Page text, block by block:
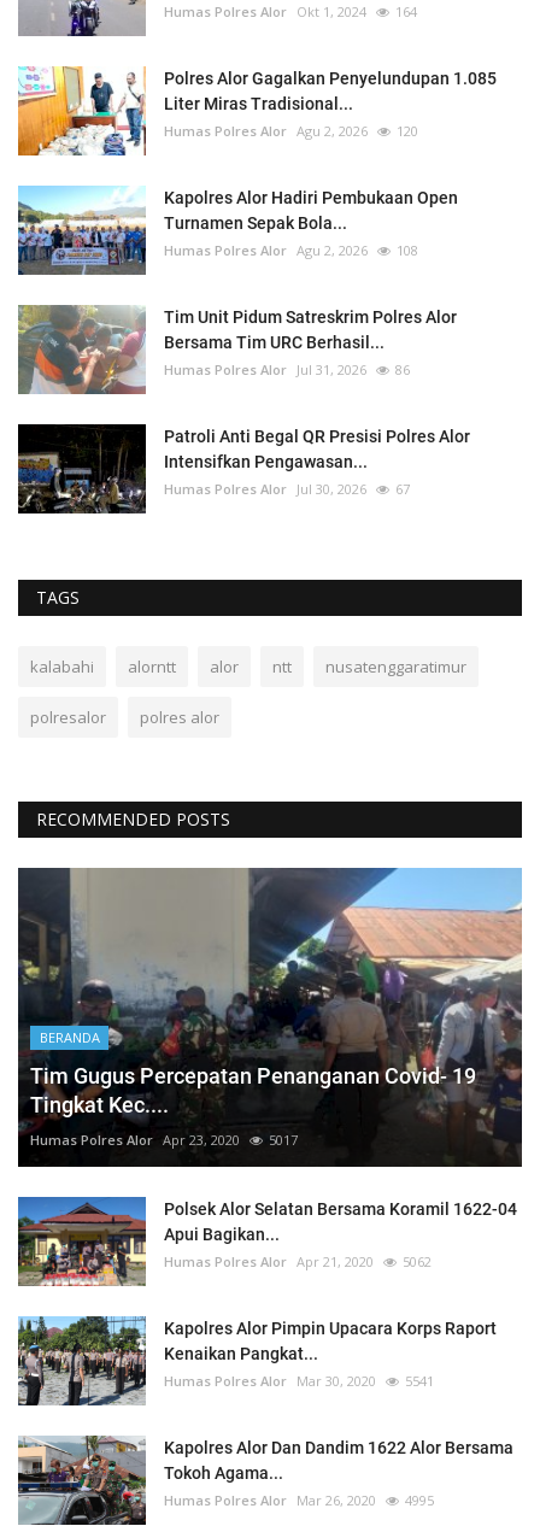
Humas Polres Alor Okt 1, 2024 164
Polres Alor Gagalkan Penyelundupan 1.085
Liter Miras Tradisional...
Humas Polres Alor Agu 2, 2026 120
Kapolres Alor Hadiri Pembukaan Open
Turnamen Sepak Bola...
Humas Polres Alor Agu 2, 2026 108
Tim Unit Pidum Satreskrim Polres Alor
Bersama Tim URC Berhasil...
Humas Polres Alor Jul 31, 2026 86
Patroli Anti Begal QR Presisi Polres Alor
Intensifkan Pengawasan...
Humas Polres Alor Jul 30, 2026 67
TAGS
kalabahi alorntt alor ntt nusatenggaratimur
polresalor polres alor
RECOMMENDED POSTS
BERANDA
Tim Gugus Percepatan Penanganan Covid- 19
Tingkat Kec....
Humas Polres Alor Apr 23, 2020 5017
Polsek Alor Selatan Bersama Koramil 1622-04
Apui Bagikan...
Humas Polres Alor Apr 21, 2020 5062
Kapolres Alor Pimpin Upacara Korps Raport
Kenaikan Pangkat...
Humas Polres Alor Mar 30, 2020 5541
Kapolres Alor Dan Dandim 1622 Alor Bersama
Tokoh Agama...
Humas Polres Alor Mar 26, 2020 4995